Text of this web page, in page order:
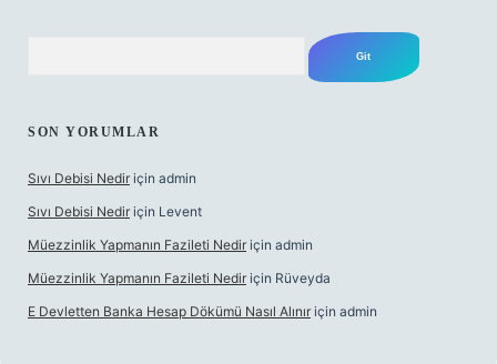
SON YORUMLAR
Sıvı Debisi Nedir için admin
Sıvı Debisi Nedir için Levent
Müezzinlik Yapmanın Fazileti Nedir için admin
Müezzinlik Yapmanın Fazileti Nedir için Rüveyda
E Devletten Banka Hesap Dökümü Nasıl Alınır için admin